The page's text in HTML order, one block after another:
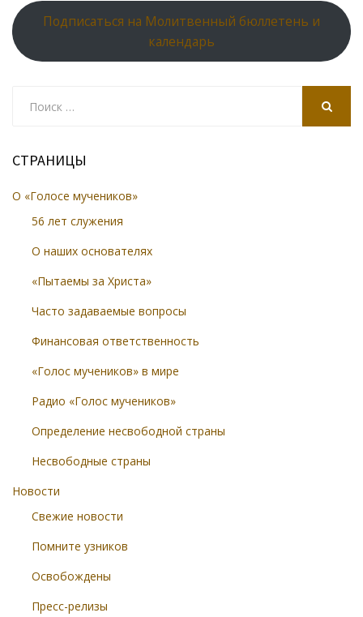
Подписаться на Молитвенный бюллетень и
календарь
СТРАНИЦЫ
О «Голосе мучеников»
56 лет служения
О наших основателях
«Пытаемы за Христа»
Часто задаваемые вопросы
Финансовая ответственность
«Голос мучеников» в мире
Радио «Голос мучеников»
Определение несвободной страны
Несвободные страны
Новости
Свежие новости
Помните узников
Освобождены
Пресс-релизы